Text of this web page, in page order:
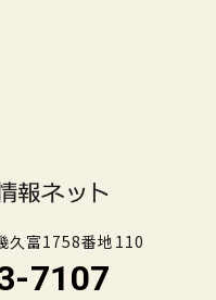
久富1758番地110
7107